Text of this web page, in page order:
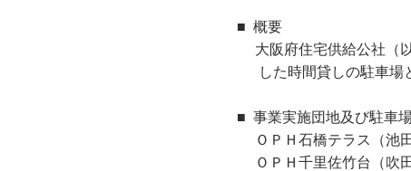
概要
大阪府住宅供給公社（
した時間貸しの駐車場
事業実施団地及び駐車
ＯＰＨ石橋テラス（池
ＯＰＨ千里佐竹台（吹